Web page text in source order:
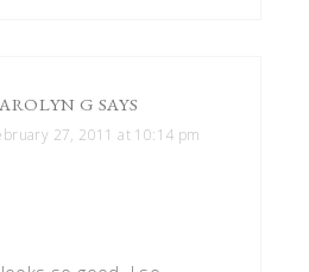
G SAYS
27, 2011 at 10:14 pm